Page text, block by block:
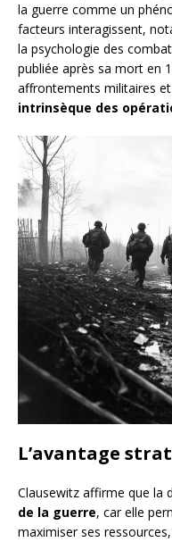
la guerre comme un
facteurs interagissent,
la psychologie des
publiée après sa mort en
affrontements militaires
intrinsèque des
L’avantage
Clausewitz affirme que la
de la guerre, car elle
maximiser ses